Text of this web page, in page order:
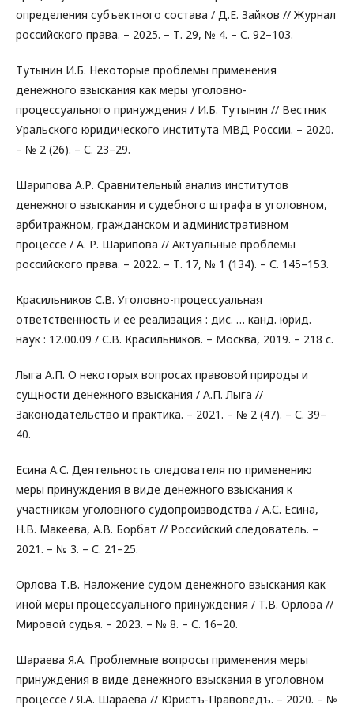
определения субъектного состава / Д.Е. Зайков // Журнал
российского права. – 2025. – Т. 29, № 4. – С. 92–103.
Тутынин И.Б. Некоторые проблемы применения
денежного взыскания как меры уголовно-
процессуального принуждения / И.Б. Тутынин // Вестник
Уральского юридического института МВД России. – 2020.
– № 2 (26). – С. 23–29.
Шарипова А.Р. Сравнительный анализ институтов
денежного взыскания и судебного штрафа в уголовном,
арбитражном, гражданском и административном
процессе / А. Р. Шарипова // Актуальные проблемы
российского права. – 2022. – Т. 17, № 1 (134). – С. 145–153.
Красильников С.В. Уголовно-процессуальная
ответственность и ее реализация : дис. … канд. юрид.
наук : 12.00.09 / С.В. Красильников. – Москва, 2019. – 218 с.
Лыга А.П. О некоторых вопросах правовой природы и
сущности денежного взыскания / А.П. Лыга //
Законодательство и практика. – 2021. – № 2 (47). – С. 39–
40.
Есина А.С. Деятельность следователя по применению
меры принуждения в виде денежного взыскания к
участникам уголовного судопроизводства / А.С. Есина,
Н.В. Макеева, А.В. Борбат // Российский следователь. –
2021. – № 3. – С. 21–25.
Орлова Т.В. Наложение судом денежного взыскания как
иной меры процессуального принуждения / Т.В. Орлова //
Мировой судья. – 2023. – № 8. – С. 16–20.
Шараева Я.А. Проблемные вопросы применения меры
принуждения в виде денежного взыскания в уголовном
процессе / Я.А. Шараева // Юристъ-Правоведъ. – 2020. – №